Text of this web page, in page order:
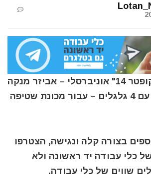
דיל לערכת הליקופטר 14" אוניברסלי – אביזר מנקה
שטח בלחץ מים עם 4 גלגלים – עבור מכונת שטיפה
בצורה קלה ונגישה, הצטרפו
כלי עבודה יד ראשונה ולא
שווים של כלי עבודה.